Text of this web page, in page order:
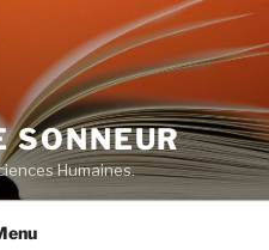
SONNEUR
Humaines.